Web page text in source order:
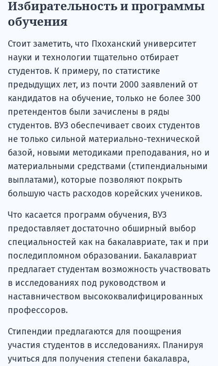
Избирательность и программы
обучения
Стоит заметить, что Пхоханский университет
науки и технологии тщательно отбирает
студентов. К примеру, по статистике
предыдущих лет, из почти 2000 заявлений от
кандидатов на обучение, только не более 300
претендентов были зачислены в ряды
студентов. ВУЗ обеспечивает своих студентов
не только сильной материально-технической
базой, новыми методиками преподавания, но и
материальными средствами (стипендиальными
выплатами), которые позволяют покрыть
большую часть расходов корейских учеников.
Что касается программ обучения, ВУЗ
предоставляет достаточно обширный выбор
специальностей как на бакалавриате, так и при
последипломном образовании. Бакалавриат
предлагает студентам возможность участвовать
в исследованиях под руководством и
наставничеством высококвалифицированных
профессоров.
Стипендии предлагаются для поощрения
участия студентов в исследованиях. Планируя
учиться для получения степени бакалавра,